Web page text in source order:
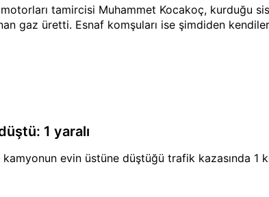
motorları tamircisi Muhammet Kocakoç, kurduğu
gaz üretti. Esnaf komşuları ise şimdiden
1 yaralı
evin üstüne düştüğü trafik kazasında 1